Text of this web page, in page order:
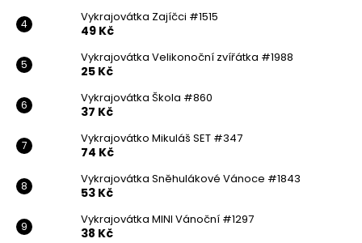
Vykrajovátka Zajíčci #1515
49 Kč
Vykrajovátka Velikonoční zvířátka #1988
25 Kč
Vykrajovátka Škola #860
37 Kč
Vykrajovátko Mikuláš SET #347
74 Kč
Vykrajovátka Sněhulákové Vánoce #1843
53 Kč
Vykrajovátka MINI Vánoční #1297
38 Kč